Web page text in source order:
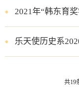
2021年“韩东育
乐天使历史系2020年
共19